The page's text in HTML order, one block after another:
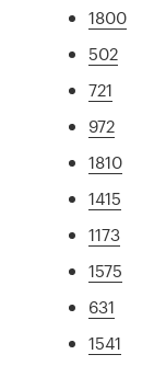
1800
502
721
972
1810
1415
1173
1575
631
1541